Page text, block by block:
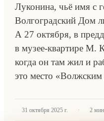
Луконина, чьё имя с
Волгоградский Дом
А 27 октября, в
в музее-квартире М.
когда он там жил и
это место
31 октября 2025 г. · 2 мин